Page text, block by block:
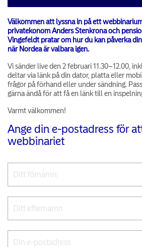
Välkommen att lyssna in på ett
privatekonom Anders Stenkrona och
Vingefeldt pratar om hur du kan påverka
när Nordea är valbara igen.
Vi sänder live den 2 februari 11.30–12.00,
deltar via länk på din dator, platta eller
frågor på förhand eller under sändning.
gärna ändå för att få en länk till en
Varmt välkommen!
Ange din e-postadress för
webbinariet